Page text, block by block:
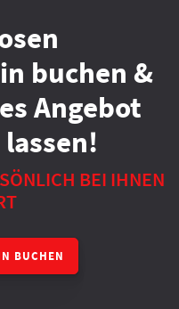
buchen &
Angebot
BEI IHNEN
BUCHEN